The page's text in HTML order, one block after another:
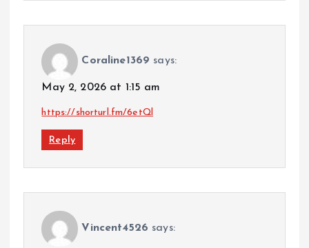
Coraline1369 says:
May 2, 2026 at 1:15 am
https://shorturl.fm/6etQl
Reply
Vincent4526 says: